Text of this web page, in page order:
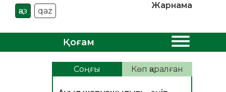
қаз qaz
Жарнама
Қоғам
Соңғы Көп қаралған